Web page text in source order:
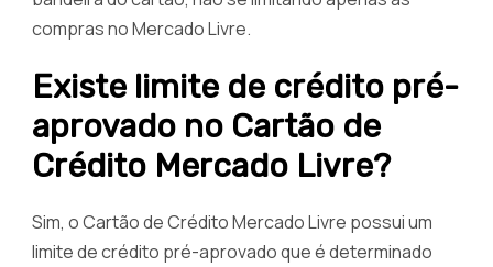
compras no Mercado Livre.
Existe limite de crédito pré-
aprovado no Cartão de
Crédito Mercado Livre?
Sim, o Cartão de Crédito Mercado Livre possui um
limite de crédito pré-aprovado que é determinado